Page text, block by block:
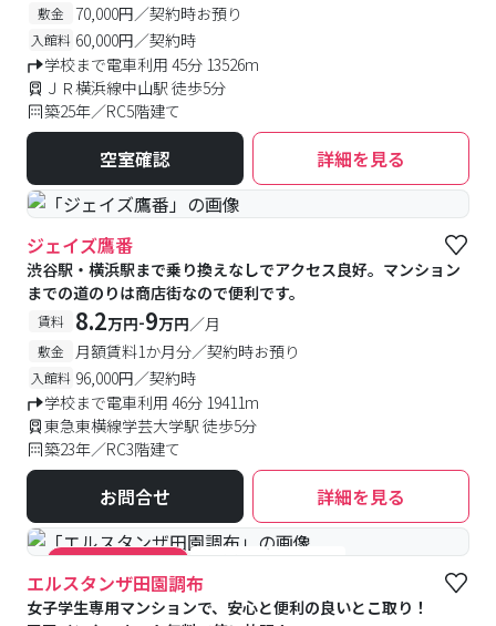
敷金 70,000円／契約時お預り
入館料 60,000円／契約時
学校まで電車利用 45分 13526m
ＪＲ横浜線中山駅 徒歩5分
築25年／RC5階建て
空室確認 詳細を見る
ジェイズ鷹番
渋谷駅・横浜駅まで乗り換えなしでアクセス良好。マンション
までの道のりは商店街なので便利です。
賃料 8.2万円-9万円／月
敷金 月額賃料1か月分／契約時お預り
入館料 96,000円／契約時
学校まで電車利用 46分 19411m
東急東横線学芸大学駅 徒歩5分
築23年／RC3階建て
お問合せ 詳細を見る
#キャンペーン実施中 #食事付き #女性専用
エルスタンザ田園調布
女子学生専用マンションで、安心と便利の良いとこ取り！